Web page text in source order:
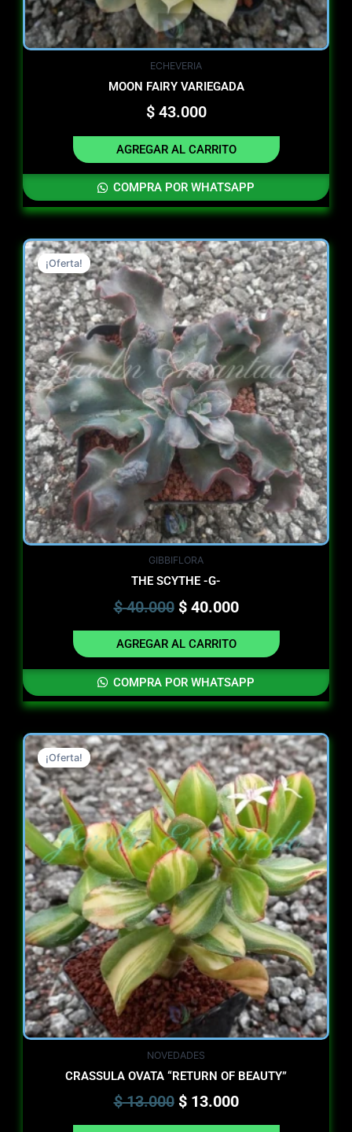
ECHEVERIA
MOON FAIRY VARIEGADA
$43.000
AGREGAR AL CARRITO
COMPRA POR WHATSAPP
¡Oferta!
¡Oferta!
GIBBIFLORA
THE SCYTHE -G-
$40.000
Original
price
was:
$ 40.000.
$40.000
Current
price
is:
$ 40.000.
AGREGAR AL CARRITO
COMPRA POR WHATSAPP
¡Oferta!
¡Oferta!
NOVEDADES
CRASSULA OVATA “RETURN OF BEAUTY”
$13.000
Original
price
was:
$ 13.000.
$13.000
Current
price
is:
$ 13.000.